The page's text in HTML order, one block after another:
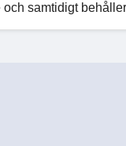
samtidigt